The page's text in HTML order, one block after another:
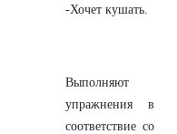
-Хочет кушать.
Выполняют
упражнения в
соответствие со